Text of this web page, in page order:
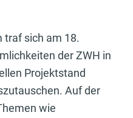
traf sich am 18.
der ZWH in
Projektstand
Auf der
wie